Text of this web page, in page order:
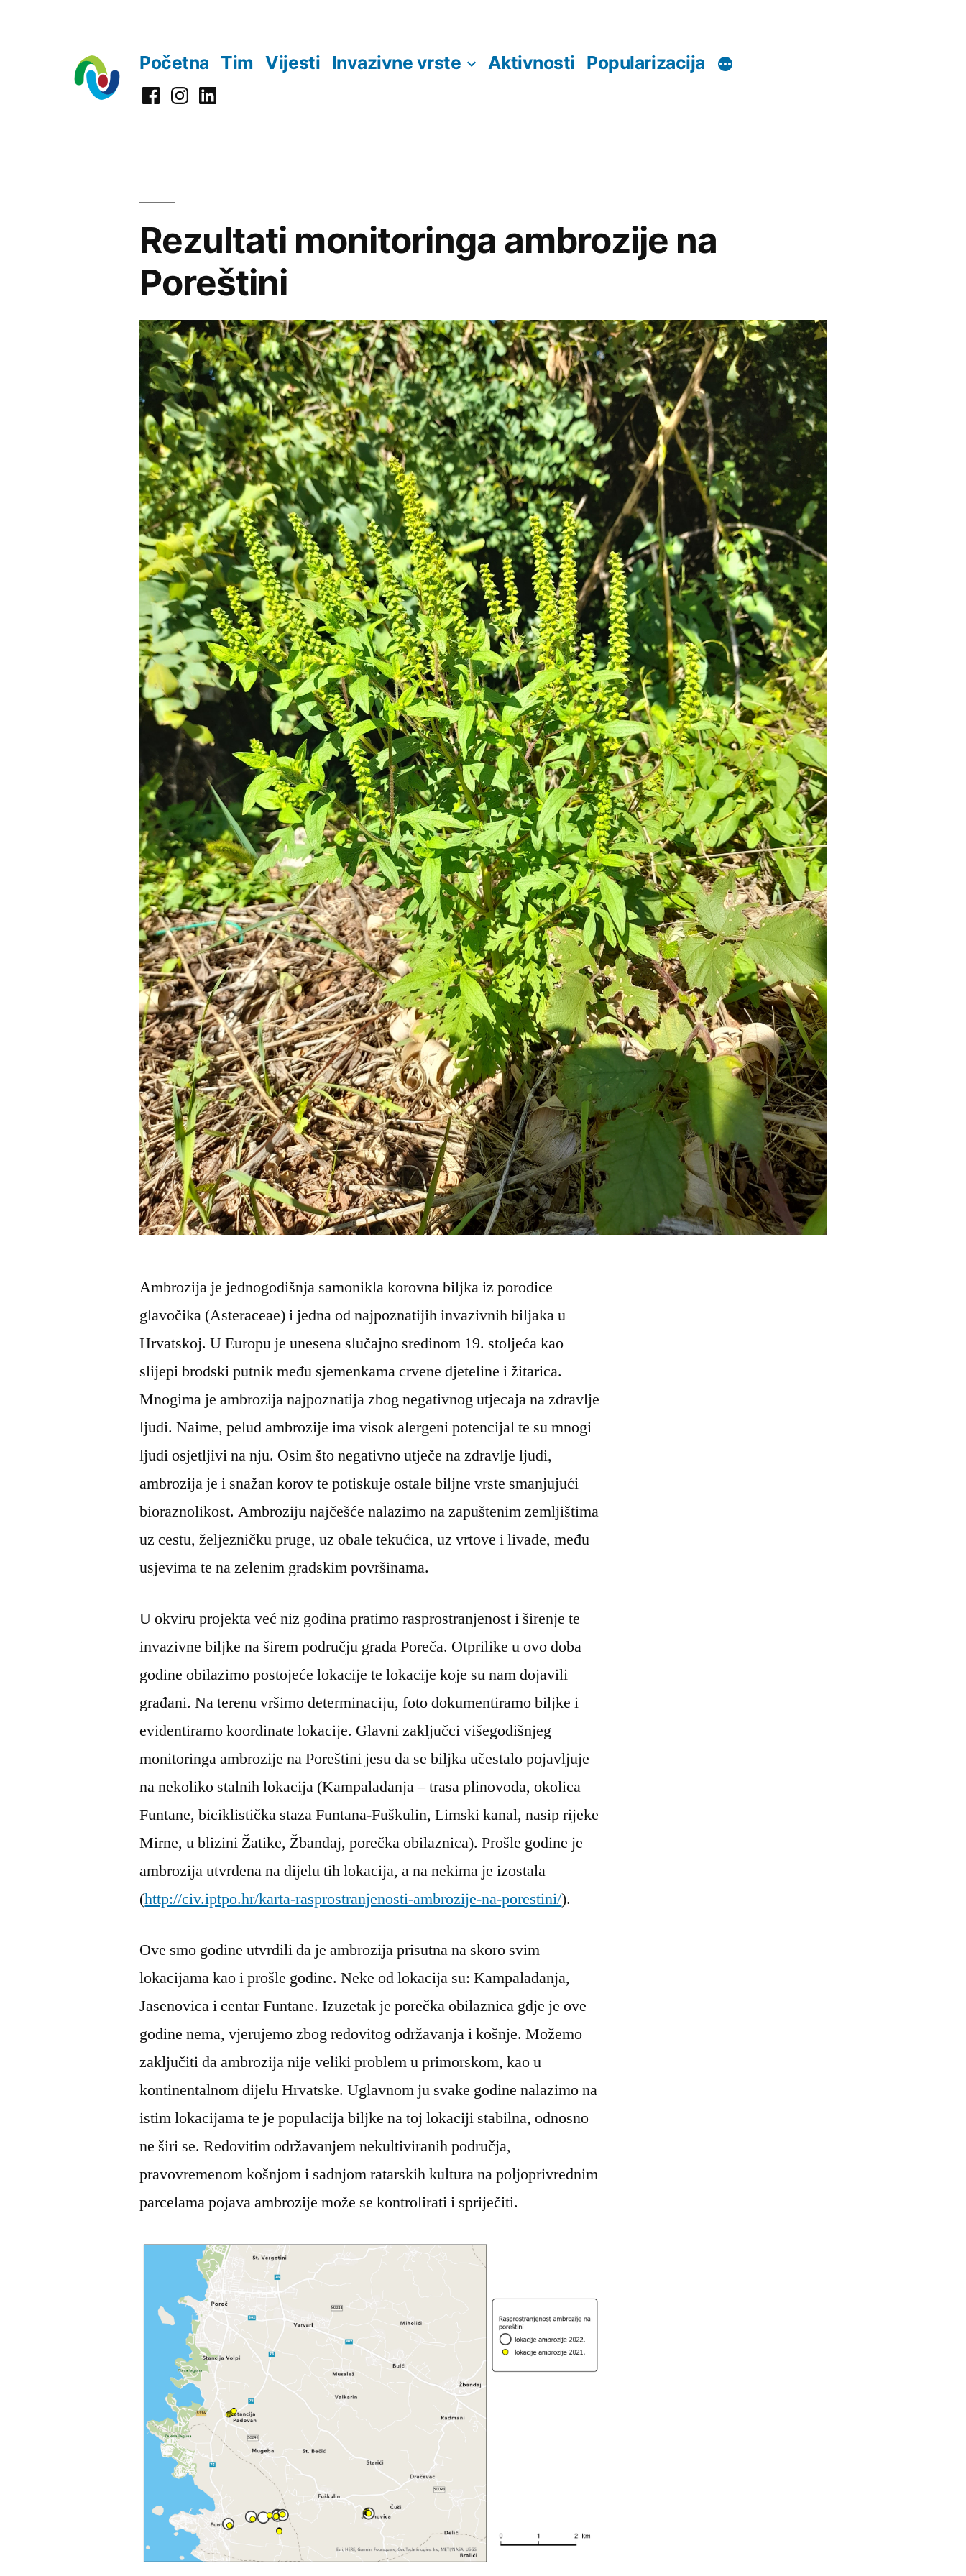
Početna Tim Vijesti Invazivne vrste Aktivnosti Popularizacija
FacebookInstagramLinkedIn
Rezultati monitoringa ambrozije na
Poreštini
Ambrozija je jednogodišnja samonikla korovna biljka iz porodice
glavočika (Asteraceae) i jedna od najpoznatijih invazivnih biljaka u
Hrvatskoj. U Europu je unesena slučajno sredinom 19. stoljeća kao
slijepi brodski putnik među sjemenkama crvene djeteline i žitarica.
Mnogima je ambrozija najpoznatija zbog negativnog utjecaja na zdravlje
ljudi. Naime, pelud ambrozije ima visok alergeni potencijal te su mnogi
ljudi osjetljivi na nju. Osim što negativno utječe na zdravlje ljudi,
ambrozija je i snažan korov te potiskuje ostale biljne vrste smanjujući
bioraznolikost. Ambroziju najčešće nalazimo na zapuštenim zemljištima
uz cestu, željezničku pruge, uz obale tekućica, uz vrtove i livade, među
usjevima te na zelenim gradskim površinama.
U okviru projekta već niz godina pratimo rasprostranjenost i širenje te
invazivne biljke na širem području grada Poreča. Otprilike u ovo doba
godine obilazimo postojeće lokacije te lokacije koje su nam dojavili
građani. Na terenu vršimo determinaciju, foto dokumentiramo biljke i
evidentiramo koordinate lokacije. Glavni zaključci višegodišnjeg
monitoringa ambrozije na Poreštini jesu da se biljka učestalo pojavljuje
na nekoliko stalnih lokacija (Kampaladanja – trasa plinovoda, okolica
Funtane, biciklistička staza Funtana-Fuškulin, Limski kanal, nasip rijeke
Mirne, u blizini Žatike, Žbandaj, porečka obilaznica). Prošle godine je
ambrozija utvrđena na dijelu tih lokacija, a na nekima je izostala
(http://civ.iptpo.hr/karta-rasprostranjenosti-ambrozije-na-porestini/).
Ove smo godine utvrdili da je ambrozija prisutna na skoro svim
lokacijama kao i prošle godine. Neke od lokacija su: Kampaladanja,
Jasenovica i centar Funtane. Izuzetak je porečka obilaznica gdje je ove
godine nema, vjerujemo zbog redovitog održavanja i košnje. Možemo
zaključiti da ambrozija nije veliki problem u primorskom, kao u
kontinentalnom dijelu Hrvatske. Uglavnom ju svake godine nalazimo na
istim lokacijama te je populacija biljke na toj lokaciji stabilna, odnosno
ne širi se. Redovitim održavanjem nekultiviranih područja,
pravovremenom košnjom i sadnjom ratarskih kultura na poljoprivrednim
parcelama pojava ambrozije može se kontrolirati i spriječiti.